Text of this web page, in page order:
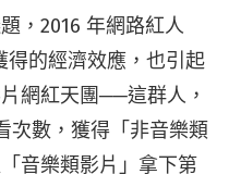
，2016 年網路紅人
得的經濟效應，也引起
網紅天團──這群人，
次數，獲得「非音樂類
音樂類影片」拿下第